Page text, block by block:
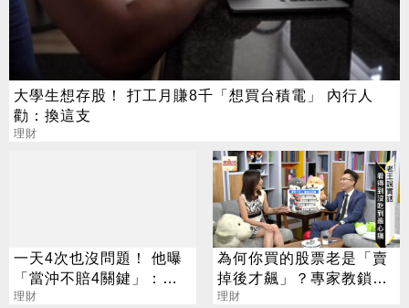
大學生想存股！ 打工月賺8千「想買台積電」 內行人
勸：換這支
理財
一天4次也沒問題！ 他曝
「當沖不賠4關鍵」：要
賺很容易
理財
為何你買的股票老是「賣
掉後才飆」？專家教鎖利
4心法
理財